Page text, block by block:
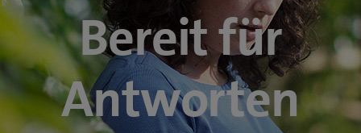
Bereit für
Antworten